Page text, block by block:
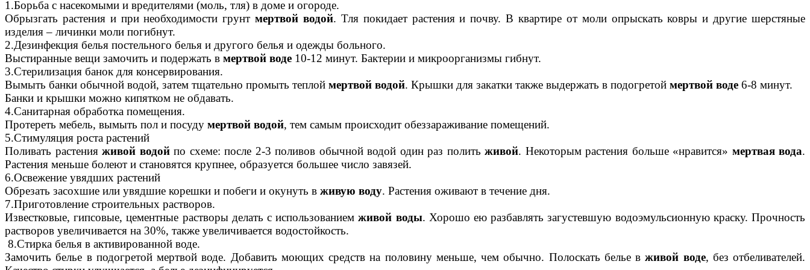
1.Борьба с насекомыми и вредителями (моль, тля) в доме и огороде.
Обрызгать растения и при необходимости грунтмертвой водой. Тля покидает растения и почву. В квартире от моли опрыскать ковры и другие шерстяные
изделия – личинки моли погибнут.
2.Дезинфекция белья постельного белья и другого белья и одежды больного.
Выстиранные вещи замочить и подержать в мертвой воде 10-12 минут. Бактерии и микроорганизмы гибнут.
3.Стерилизация банок для консервирования.
Вымыть банки обычной водой, затем тщательно промыть теплой мертвой водой. Крышки для закатки также выдержать в подогретой мертвой воде 6-8 минут.
Банки и крышки можно кипятком не обдавать.
4.Санитарная обработка помещения.
Протереть мебель, вымыть пол и посуду мертвой водой, тем самым происходит обеззараживание помещений.
5.Стимуляция роста растений
Поливать растения живой водойпо схеме: после 2-3 поливов обычной водой один раз полить живой. Некоторым растения больше «нравится» мертвая вода.
Растения меньше болеют и становятся крупнее, образуется большее число завязей.
6.Освежение увядших растений
Обрезать засохшие или увядшие корешки и побеги и окунуть в живую воду. Растения оживают в течение дня.
7.Приготовление строительных растворов.
Известковые, гипсовые, цементные растворы делать с использованиемживой воды. Хорошо ею разбавлять загустевшую водоэмульсионную краску. Прочность
растворов увеличивается на 30%, также увеличивается водостойкость.
8.Стирка белья в активированной воде.
Замочить белье в подогретой мертвой воде. Добавить моющих средств на половину меньше, чем обычно. Полоскать белье вживой воде, без отбеливателей.